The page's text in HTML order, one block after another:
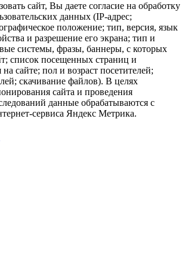
сайт, Вы даете согласие на обработку
данных (IP-адрес;
положение; тип, версия, язык
и разрешение его экрана; тип и
системы, фразы, баннеры, с которых
список посещенных страниц и
сайте; пол и возраст посетителей;
скачивание файлов). В целях
сайта и проведения
данные обрабатываются с
сервиса Яндекс Метрика.